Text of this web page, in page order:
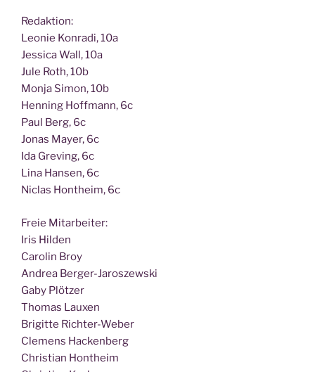
Redak­ti­on:
Leo­nie Kon­ra­di, 10a
Jes­si­ca Wall, 10a
Jule Roth, 10b
Mon­ja Simon, 10b
Hen­ning Hoff­mann, 6c
Paul Berg, 6c
Jonas May­er, 6c
Ida Gre­ving, 6c
Lina Han­sen, 6c
Nic­las Hont­heim, 6c
Freie Mit­ar­bei­ter:
Iris Hilden
Caro­lin Broy
Andrea Berger-Jaroszewski
Gaby Plötzer
Tho­mas Lauxen
Bri­git­te Richter-Weber
Cle­mens Hackenberg
Chris­ti­an Hontheim